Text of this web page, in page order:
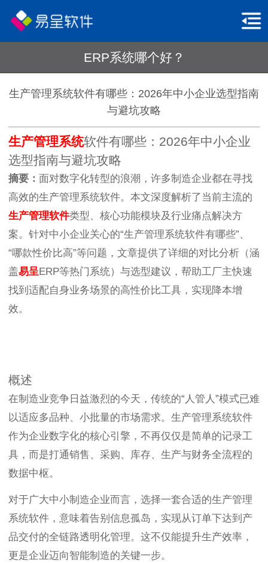
ERP系统哪个好？
生产管理系统软件有哪些：2026年中小企业选型指南
与避坑攻略
生产管理系统软件有哪些：2026年中小企业
选型指南与避坑攻略
摘要： 面对数字化转型的浪潮，许多制造企业都在寻找
高效的生产管理系统软件。本文深度解析了当前主流的
生产管理软件类型、核心功能模块及行业痛点解决方
案。针对中小企业关心的“生产管理系统软件有哪些”、
“哪款性价比高”等问题，文章提供了详细的对比分析（涵
盖易呈ERP等热门系统）与选型建议，帮助工厂主快速
找到适配自身业务场景的高性价比工具，实现降本增
效。
概述
在制造业竞争日益激烈的今天，传统的“人管人”模式已难
以适应多品种、小批量的市场需求。生产管理系统软件
作为企业数字化的核心引擎，不再仅仅是简单的记录工
具，而是打通销售、采购、库存、生产与财务全流程的
数据中枢。
对于广大中小制造企业而言，选择一套合适的生产管理
系统软件，意味着告别信息孤岛，实现从订单下达到产
品交付的全链路透明化管理。这不仅能提升生产效率，
更是企业迈向智能制造的关键一步。